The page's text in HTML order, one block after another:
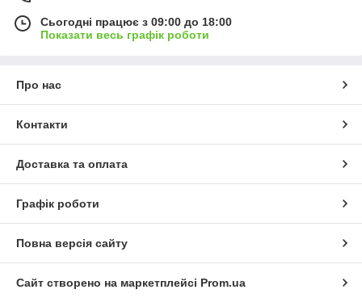
Сьогодні працює з 09:00 до 18:00
Показати весь графік роботи
Про нас
Контакти
Доставка та оплата
Графік роботи
Повна версія сайту
Сайт створено на маркетплейсі Prom.ua